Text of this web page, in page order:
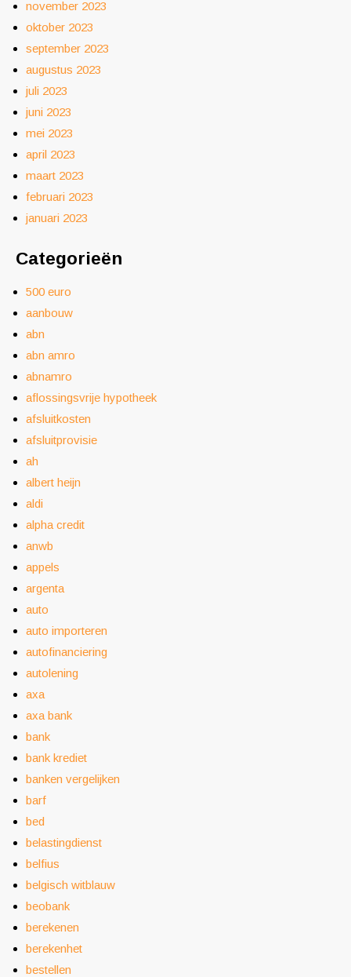
november 2023
oktober 2023
september 2023
augustus 2023
juli 2023
juni 2023
mei 2023
april 2023
maart 2023
februari 2023
januari 2023
Categorieën
500 euro
aanbouw
abn
abn amro
abnamro
aflossingsvrije hypotheek
afsluitkosten
afsluitprovisie
ah
albert heijn
aldi
alpha credit
anwb
appels
argenta
auto
auto importeren
autofinanciering
autolening
axa
axa bank
bank
bank krediet
banken vergelijken
barf
bed
belastingdienst
belfius
belgisch witblauw
beobank
berekenen
berekenhet
bestellen